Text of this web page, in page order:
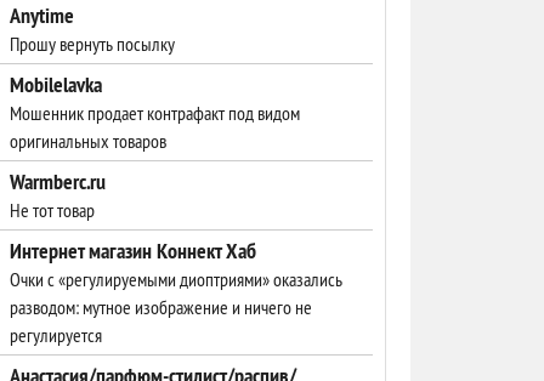
Anytime
Прошу вернуть посылку
Mobilelavka
Мошенник продает контрафакт под видом
оригинальных товаров
Warmberc.ru
Не тот товар
Интернет магазин Коннект Хаб
Очки с «регулируемыми диоптриями» оказались
разводом: мутное изображение и ничего не
регулируется